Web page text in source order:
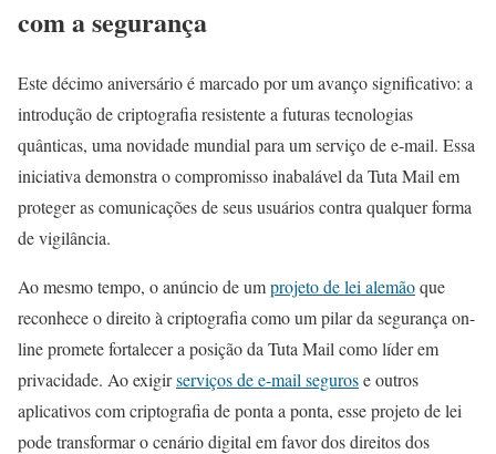
com a segurança
Este décimo aniversário é marcado por um avanço significativo: a
introdução de criptografia resistente a futuras tecnologias
quânticas, uma novidade mundial para um serviço de e-mail. Essa
iniciativa demonstra o compromisso inabalável da Tuta Mail em
proteger as comunicações de seus usuários contra qualquer forma
de vigilância.
Ao mesmo tempo, o anúncio de umprojeto de lei alemãoque
reconhece o direito à criptografia como um pilar da segurança on-
line promete fortalecer a posição da Tuta Mail como líder em
privacidade. Ao exigirserviços de e-mail segurose outros
aplicativos com criptografia de ponta a ponta, esse projeto de lei
pode transformar o cenário digital em favor dos direitos dos